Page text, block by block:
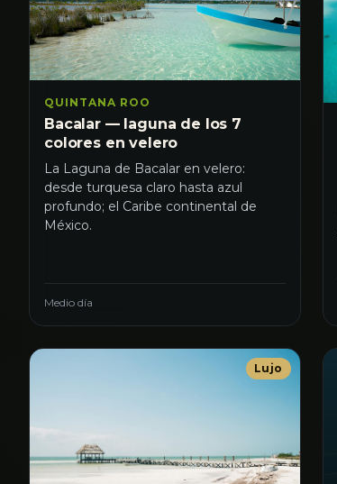
QUINTANA ROO
Bacalar — laguna de los 7
colores en velero
La Laguna de Bacalar en velero:
desde turquesa claro hasta azul
profundo; el Caribe continental de
México.
Medio día
Lujo